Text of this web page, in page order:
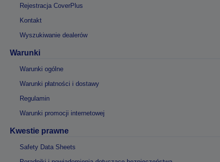
Rejestracja CoverPlus
Kontakt
Wyszukiwanie dealerów
Warunki
Warunki ogólne
Warunki płatności i dostawy
Regulamin
Warunki promocji internetowej
Kwestie prawne
Safety Data Sheets